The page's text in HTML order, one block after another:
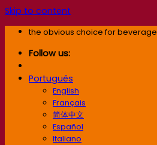
Skip to content
the obvious choice for beverage
Follow us:
Português
English
Français
简体中文
Español
Italiano